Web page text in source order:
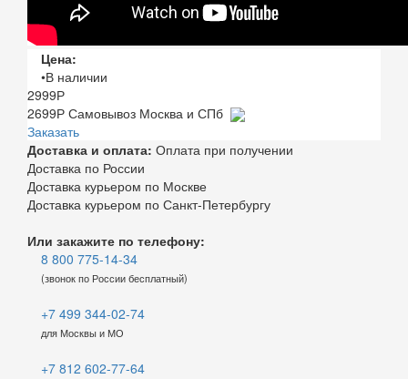
Цена:
•В наличии
2999Р
2699Р Самовывоз Москва и СПб
Заказать
Доставка и оплата: Оплата при получении
Доставка по России
Доставка курьером по Москве
Доставка курьером по Санкт-Петербургу
Или закажите по телефону:
8 800 775-14-34
(звонок по России бесплатный)
+7 499 344-02-74
для Москвы и МО
+7 812 602-77-64